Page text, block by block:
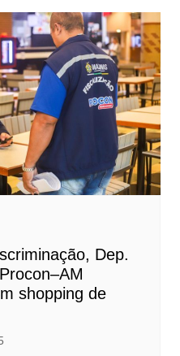
Dep.
shopping de